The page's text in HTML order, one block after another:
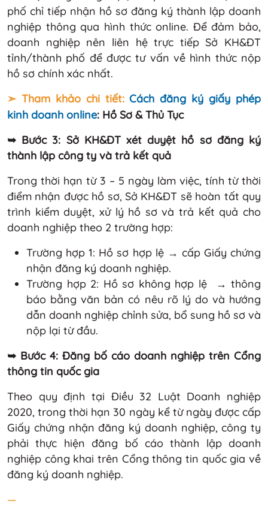
phố chỉ tiếp nhận hồ sơ đăng ký thành lập doanh
nghiệp thông qua hình thức online. Để đảm bảo,
doanh nghiệp nên liên hệ trực tiếp Sở KH&ĐT
tỉnh/thành phố để được tư vấn về hình thức nộp
hồ sơ chính xác nhất.
➣ Tham khảo chi tiết:Cách đăng ký giấy phép
kinh doanh online: Hồ Sơ & Thủ Tục
➥ Bước 3: Sở KH&ĐT xét duyệt hồ sơ đăng ký
thành lập công ty và trả kết quả
Trong thời hạn từ 3 – 5 ngày làm việc, tính từ thời
điểm nhận được hồ sơ, Sở KH&ĐT sẽ hoàn tất quy
trình kiểm duyệt, xử lý hồ sơ và trả kết quả cho
doanh nghiệp theo 2 trường hợp:
Trường hợp 1: Hồ sơ hợp lệ → cấp Giấy chứng
nhận đăng ký doanh nghiệp.
Trường hợp 2: Hồ sơ không hợp lệ → thông
báo bằng văn bản có nêu rõ lý do và hướng
dẫn doanh nghiệp chỉnh sửa, bổ sung hồ sơ và
nộp lại từ đầu.
➥ Bước 4: Đăng bố cáo doanh nghiệp trên Cổng
thông tin quốc gia
Theo quy định tại Điều 32 Luật Doanh nghiệp
2020, trong thời hạn 30 ngày kể từ ngày được cấp
Giấy chứng nhận đăng ký doanh nghiệp, công ty
phải thực hiện đăng bố cáo thành lập doanh
nghiệp công khai trên Cổng thông tin quốc gia về
đăng ký doanh nghiệp.
—